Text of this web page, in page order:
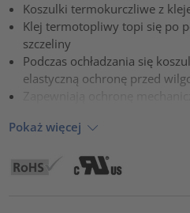
Koszulki termokurczliwe z
Klej termotopliwy topi się po
szczeliny
Podczas ochładzania się
elastyczną ochronę przed
Pokaż więcej